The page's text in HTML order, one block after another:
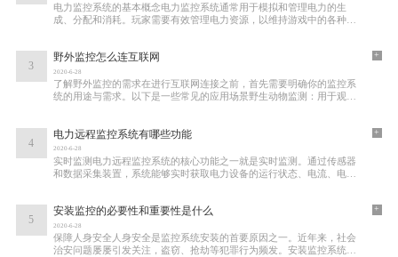
电力监控系统的基本概念电力监控系统通常用于模拟和管理电力的生
成、分配和消耗。玩家需要有效管理电力资源，以维持游戏中的各种设
3
野外监控怎么连互联网
2020-6-28
了解野外监控的需求在进行互联网连接之前，首先需要明确你的监控系
统的用途与需求。以下是一些常见的应用场景野生动物监测：用于观察
+
4
电力远程监控系统有哪些功能
2020-6-28
实时监测电力远程监控系统的核心功能之一就是实时监测。通过传感器
和数据采集装置，系统能够实时获取电力设备的运行状态、电流、电
+
5
安装监控的必要性和重要性是什么
2020-6-28
保障人身安全人身安全是监控系统安装的首要原因之一。近年来，社会
治安问题屡屡引发关注，盗窃、抢劫等犯罪行为频发。安装监控系统，
+